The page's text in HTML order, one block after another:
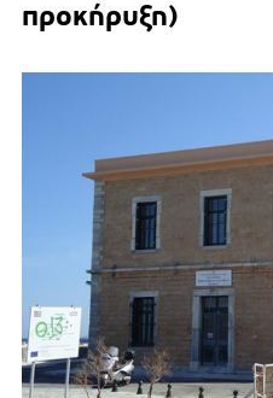
προκήρυξη)